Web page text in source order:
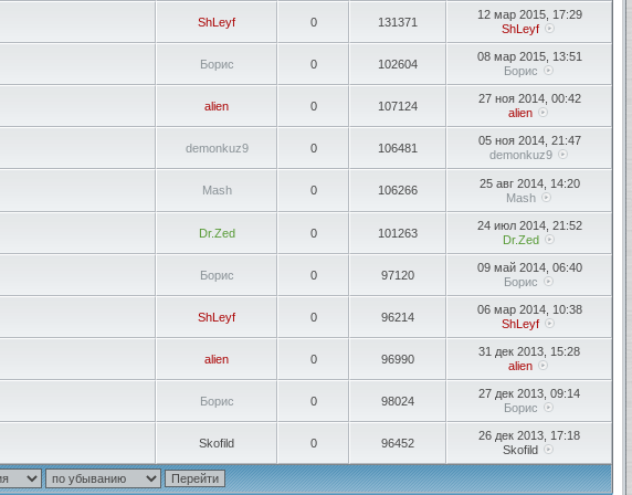
ShLeyf 0 131371
12 мар 2015, 17:29
ShLeyf
Борис 0 102604
08 мар 2015, 13:51
Борис
alien 0 107124
27 ноя 2014, 00:42
alien
demonkuz9 0 106481
05 ноя 2014, 21:47
demonkuz9
Mash 0 106266
25 авг 2014, 14:20
Mash
Dr.Zed 0 101263
24 июл 2014, 21:52
Dr.Zed
Борис 0 97120
09 май 2014, 06:40
Борис
ShLeyf 0 96214
06 мар 2014, 10:38
ShLeyf
alien 0 96990
31 дек 2013, 15:28
alien
Борис 0 98024
27 дек 2013, 09:14
Борис
Skofild 0 96452
26 дек 2013, 17:18
Skofild